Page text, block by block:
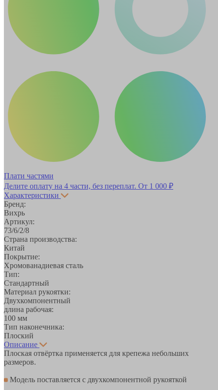
Плати частями
Делите оплату на 4 части, без переплат. От 1 000 ₽
Характеристики
Бренд:
Вихрь
Артикул:
73/6/2/8
Страна производства:
Китай
Покрытие:
Хромованадиевая сталь
Тип:
Стандартный
Материал рукоятки:
Двухкомпонентный
длина рабочая:
100 мм
Тип наконечника:
Плоский
Описание
Плоская отвёртка применяется для крепежа небольших
размеров.
Модель поставляется с двухкомпонентной рукояткой